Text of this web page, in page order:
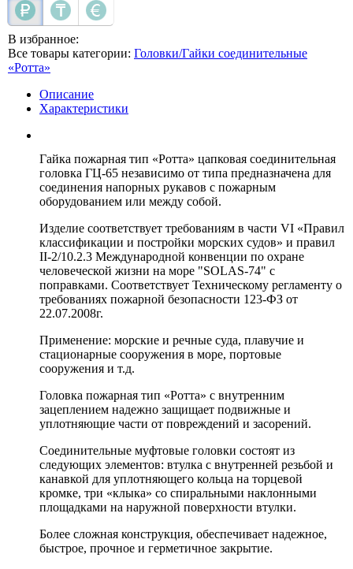
В избранное:
Все товары категории: Головки/Гайки соединительные
«Ротта»
Описание
Характеристики
Гайка пожарная тип «Ротта» цапковая соединительная
головка ГЦ-65 независимо от типа предназначена для
соединения напорных рукавов с пожарным
оборудованием или между собой.
Изделие соответствует требованиям в части VI «Правил
классификации и постройки морских судов» и правил
II-2/10.2.3 Международной конвенции по охране
человеческой жизни на море "SOLAS-74" с
поправками. Соответствует Техническому регламенту о
требованиях пожарной безопасности 123-ФЗ от
22.07.2008г.
Применение: морские и речные суда, плавучие и
стационарные сооружения в море, портовые
сооружения и т.д.
Головка пожарная тип «Ротта» с внутренним
зацеплением надежно защищает подвижные и
уплотняющие части от повреждений и засорений.
Соединительные муфтовые головки состоят из
следующих элементов: втулка с внутренней резьбой и
канавкой для уплотняющего кольца на торцевой
кромке, три «клыка» со спиральными наклонными
площадками на наружной поверхности втулки.
Более сложная конструкция, обеспечивает надежное,
быстрое, прочное и герметичное закрытие.